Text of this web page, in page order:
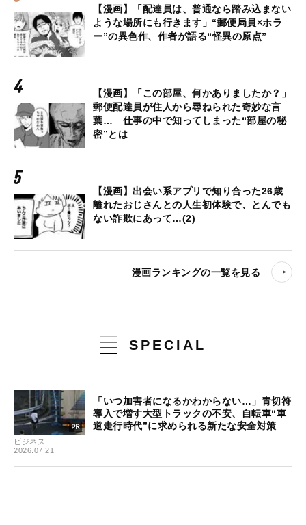
【漫画】「配達員は、普通なら踏み込まない
ような場所にも行きます」“郵便局員×ホラ
ー”の異色作、作者が語る“怪異の原点”
【漫画】「この部屋、何かありましたか？」
郵便配達員が住人から尋ねられた奇妙な言
葉… 仕事の中で知ってしまった“部屋の秘
密”とは
【漫画】出会い系アプリで知り合った26歳
離れたおじさんとの人生初体験で、とんでも
ない詐欺にあって…(2)
漫画ランキングの一覧を見る
SPECIAL
ビジネス
2026.07.21
「いつ加害者になるかわからない…」青切符
導入で増す大型トラックの不安、自転車“車
道走行時代”に求められる新たな安全対策